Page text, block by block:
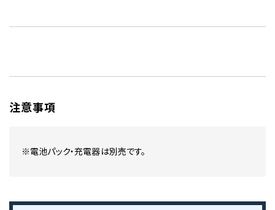
注意事項
※電池パック・充電器は別売です。